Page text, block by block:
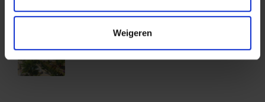
Weigeren
Nieuws - Ontdek alles over het laatste
nieuws